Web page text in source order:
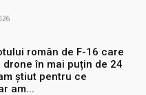
român de F-16 care
drone în mai puțin de 24
știut pentru ce
am...